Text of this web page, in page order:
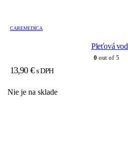
CAREMEDICA
Pleťová
0 out of 5
13,90 € s DPH
Nie je na sklade